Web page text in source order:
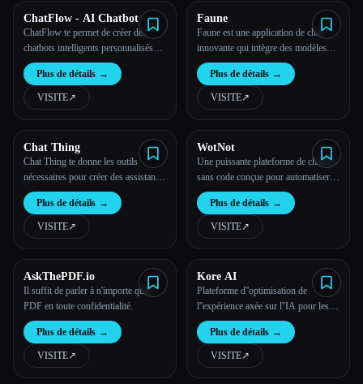
ChatFlow - AI Chatbot
ChatFlow te permet de créer des
chatbots intelligents personnalisés
pour tes sites Web, en répondant
automatiquement aux questions des
visiteurs à l''aide d''une base de
connaissances créée à partir du
Plus de détails →
VISITE↗︎
Faune
Faune est une application de chat
innovante qui intègre des modèles
d'IA avancés tels que Mistral et
GPT-4, mettant l'accent sur la
confidentialité des utilisateurs et la
simplicité de conception.
Plus de détails →
VISITE↗︎
Chat Thing
Chat Thing te donne les outils
nécessaires pour créer des assistants
intelligents et des robots formés à ton
contenu.
Plus de détails →
VISITE↗︎
WotNot
Une puissante plateforme de chatbot
sans code conçue pour automatiser et
optimiser les interactions avec les
clients pour les entreprises de toutes
tailles.
Plus de détails →
VISITE↗︎
AskThePDF.io
Il suffit de parler à n'importe quel
PDF en toute confidentialité.
Plus de détails →
VISITE↗︎
Kore AI
Plateforme d''optimisation de
l''expérience axée sur l''IA pour les
entreprises
Plus de détails →
VISITE↗︎